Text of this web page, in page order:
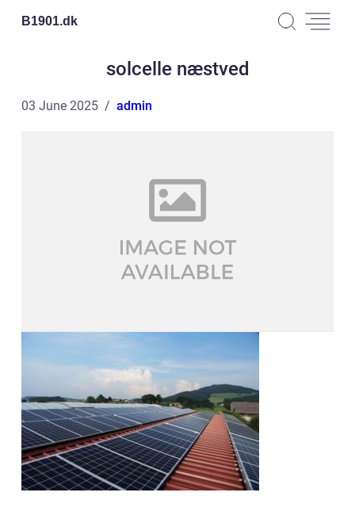
B1901.dk
solcelle næstved
03 June 2025 admin